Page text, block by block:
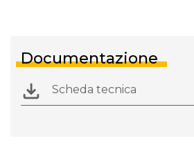
Documentazione
Scheda tecnica